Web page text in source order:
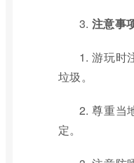
3. 注意事
1. 游玩时
垃圾。
2. 尊重当
定。